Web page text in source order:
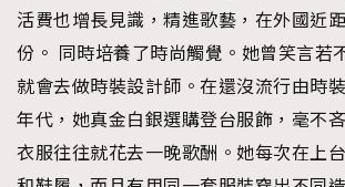
活費也增長見識，精進歌藝，在外國近
份。 同時培養了時尚觸覺。她曾笑言若
就會去做時裝設計師。在還沒流行由時
年代，她真金白銀選購登台服飾，毫不
衣服往往就花去一晚歌酬。她每次在上